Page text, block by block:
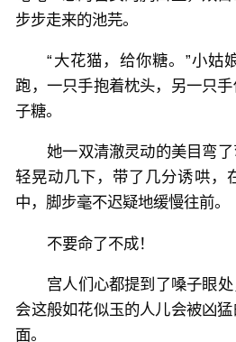
步步走来的池芫。
“大花猫，给你糖。”小姑
跑，一只手抱着枕头，另一只
子糖。
她一双清澈灵动的美目弯
轻晃动几下，带了几分诱哄，
中，脚步毫不迟疑地缓慢往前。
不要命了不成！
宫人们心都提到了嗓子眼
会这般如花似玉的人儿会被凶
面。